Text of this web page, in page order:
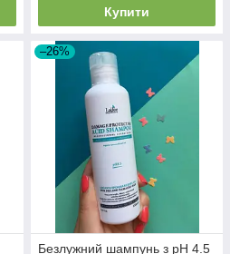
Купити
–26%
Безлужний шампунь з pH 4.5